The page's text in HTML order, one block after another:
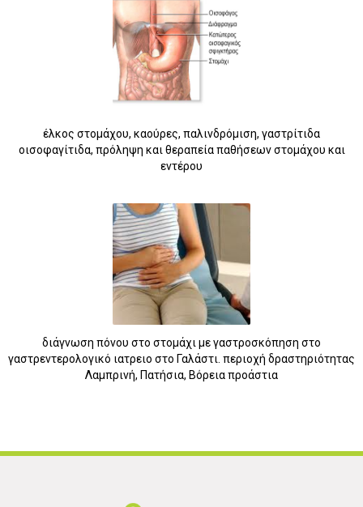
έλκος στομάχου, καούρες, παλινδρόμιση, γαστρίτιδα
οισοφαγίτιδα, πρόληψη και θεραπεία παθήσεων στομάχου και
εντέρου
διάγνωση πόνου στο στομάχι με γαστροσκόπηση στο
γαστρεντερολογικό ιατρειο στο Γαλάστι. περιοχή δραστηριότητας
Λαμπρινή, Πατήσια, Βόρεια προάστια